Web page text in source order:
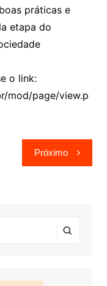
práticas e
etapa do
o link:
mod/page/view.p
Próximo